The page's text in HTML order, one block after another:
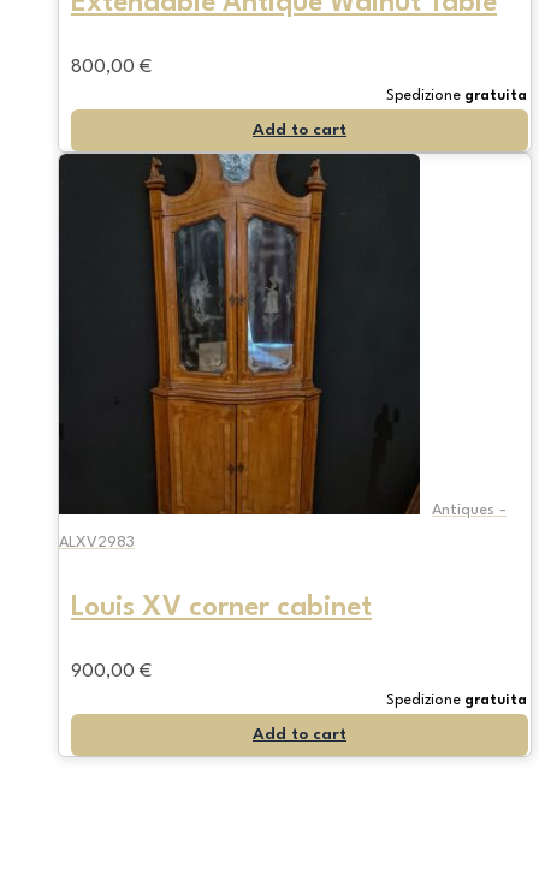
800,00 €
Spedizione gratuita
Add to cart
Antiques -
ALXV2983
Louis XV corner cabinet
900,00 €
Spedizione gratuita
Add to cart